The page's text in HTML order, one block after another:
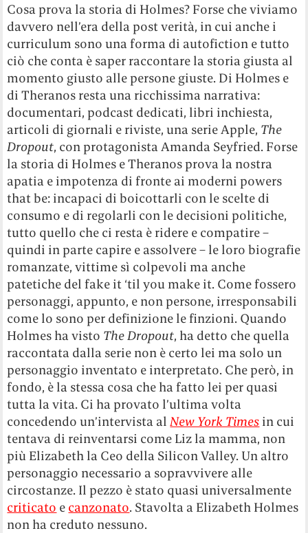
Cosa prova la storia di Holmes? Forse che viviamo
davvero nell’era della post verità, in cui anche i
curriculum sono una forma di autofiction e tutto
ciò che conta è saper raccontare la storia giusta al
momento giusto alle persone giuste. Di Holmes e
di Theranos resta una ricchissima narrativa:
documentari, podcast dedicati, libri inchiesta,
articoli di giornali e riviste, una serie Apple, The
Dropout, con protagonista Amanda Seyfried. Forse
la storia di Holmes e Theranos prova la nostra
apatia e impotenza di fronte ai moderni powers
that be: incapaci di boicottarli con le scelte di
consumo e di regolarli con le decisioni politiche,
tutto quello che ci resta è ridere e compatire –
quindi in parte capire e assolvere – le loro biografie
romanzate, vittime sì colpevoli ma anche
patetiche del fake it ‘til you make it. Come fossero
personaggi, appunto, e non persone, irresponsabili
come lo sono per definizione le finzioni. Quando
Holmes ha visto The Dropout, ha detto che quella
raccontata dalla serie non è certo lei ma solo un
personaggio inventato e interpretato. Che però, in
fondo, è la stessa cosa che ha fatto lei per quasi
tutta la vita. Ci ha provato l’ultima volta
concedendo un’intervista alNew York Times in cui
tentava di reinventarsi come Liz la mamma, non
più Elizabeth la Ceo della Silicon Valley. Un altro
personaggio necessario a sopravvivere alle
circostanze. Il pezzo è stato quasi universalmente
criticato e canzonato. Stavolta a Elizabeth Holmes
non ha creduto nessuno.